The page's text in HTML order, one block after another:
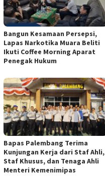
Bangun Kesamaan Persepsi,
Lapas Narkotika Muara Beliti
Ikuti Coffee Morning Aparat
Penegak Hukum
Bapas Palembang Terima
Kunjungan Kerja dari Staf Ahli,
Staf Khusus, dan Tenaga Ahli
Menteri Kemenimipas